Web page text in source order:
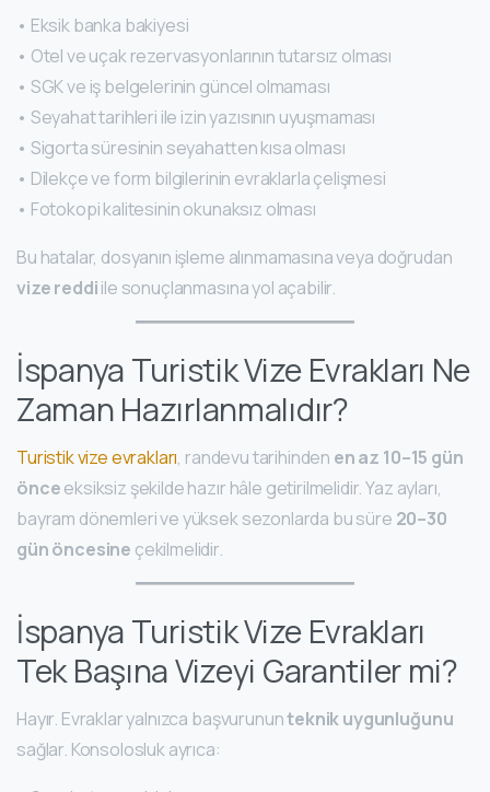
• Eksik banka bakiyesi
• Otel ve uçak rezervasyonlarının tutarsız olması
• SGK ve iş belgelerinin güncel olmaması
• Seyahat tarihleri ile izin yazısının uyuşmaması
• Sigorta süresinin seyahatten kısa olması
• Dilekçe ve form bilgilerinin evraklarla çelişmesi
• Fotokopi kalitesinin okunaksız olması
Bu hatalar, dosyanın işleme alınmamasına veya doğrudan
vize reddiile sonuçlanmasına yol açabilir.
İspanya Turistik Vize Evrakları Ne
Zaman Hazırlanmalıdır?
Turistik vize evrakları, randevu tarihinden en az 10–15 gün
önceeksiksiz şekilde hazır hâle getirilmelidir. Yaz ayları,
bayram dönemleri ve yüksek sezonlarda bu süre 20–30
gün öncesine çekilmelidir.
İspanya Turistik Vize Evrakları
Tek Başına Vizeyi Garantiler mi?
Hayır. Evraklar yalnızca başvurununteknik uygunluğunu
sağlar. Konsolosluk ayrıca: